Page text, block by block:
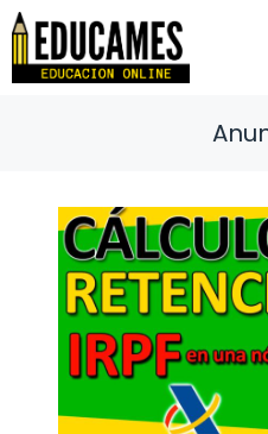
Saltar
contenido